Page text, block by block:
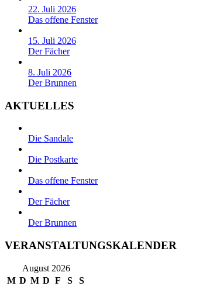
22. Juli 2026
Das offene Fenster
15. Juli 2026
Der Fächer
8. Juli 2026
Der Brunnen
AKTUELLES
Die Sandale
Die Postkarte
Das offene Fenster
Der Fächer
Der Brunnen
VERANSTALTUNGSKALENDER
August 2026
M D M D F S S